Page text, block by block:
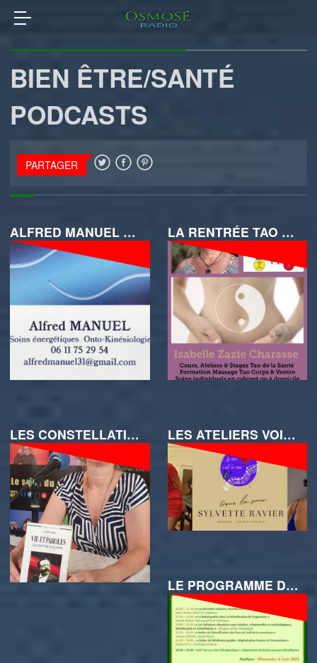
BIEN ÊTRE/SANTÉ
PODCASTS
PARTAGER
ALFRED MANUEL KINÉSIOLOGUE LA RENTRÉE TAO & ENERGIES AVEC ZAZIE
LES CONSTELLATIONS FAMILIALES AVEC CAROLE ADRAIT LES ATELIERS VOIX ET CHANT LIBÉRATOIRE DE SYLVETTE RAVIER
LE PROGRAMME DE JUIN DE L’ECOLIEU OASIS LA RUE